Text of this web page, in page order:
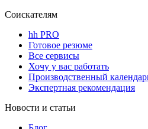
Соискателям
hh PRO
Готовое резюме
Все сервисы
Хочу у вас работать
Производственный
Экспертная рекомендация
Новости и статьи